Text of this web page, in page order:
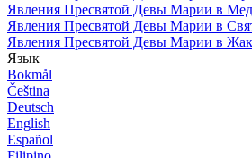
Явления Пресвятой Девы Марии в
Явления Пресвятой Девы Марии в
Явления Пресвятой Девы Марии в
Язык
Bokmål
Čeština
Deutsch
English
Español